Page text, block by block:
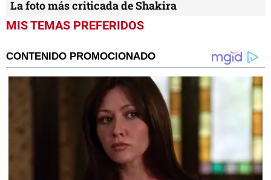
La foto más criticada de Shakira
MIS TEMAS PREFERIDOS